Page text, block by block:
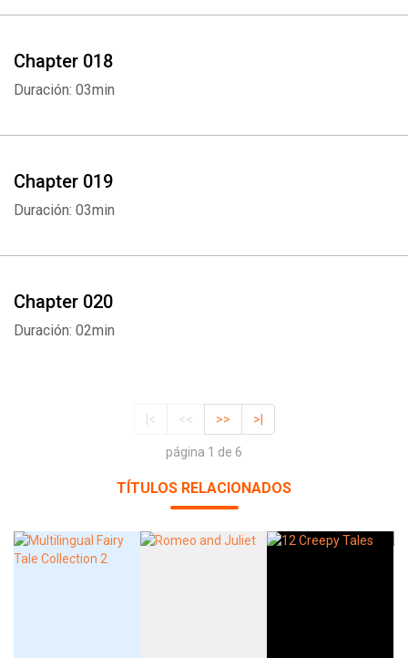
Chapter 018
Duración: 03min
Chapter 019
Duración: 03min
Chapter 020
Duración: 02min
|< << >> >|
página 1 de 6
TÍTULOS RELACIONADOS